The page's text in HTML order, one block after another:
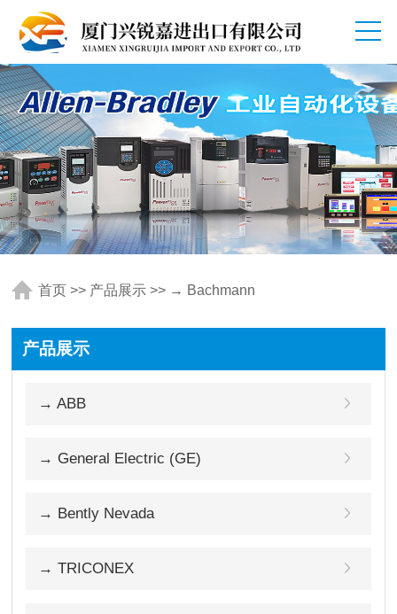
首页 >> 产品展示 >> → Bachmann
产品展示
→ ABB
→ General Electric (GE)
→ Bently Nevada
→ TRICONEX